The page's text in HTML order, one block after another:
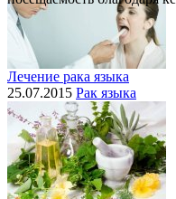
Лечение рака языка
25.07.2015 Рак языка